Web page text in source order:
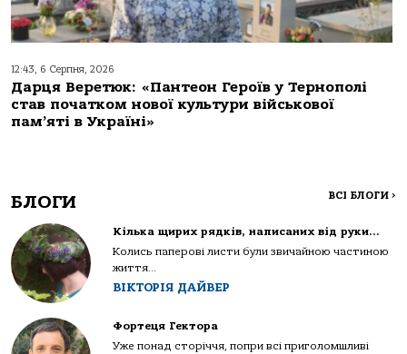
12:43, 6 Серпня, 2026
Дарця Веретюк: «Пантеон Героїв у Тернополі
став початком нової культури військової
пам’яті в Україні»
БЛОГИ ВСІ БЛОГИ >
Кілька щирих рядків, написаних від руки…
Колись паперові листи були звичайною частиною
життя...
ВІКТОРІЯ ДАЙВЕР
Фортеця Гектора
Уже понад сторіччя, попри всі приголомшливі